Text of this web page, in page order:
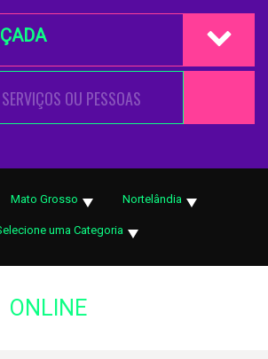
Mato Grosso Nortelândia
uma Categoria
ONLINE